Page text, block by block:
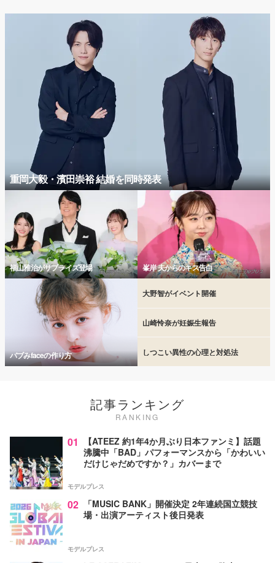
重岡大毅・濱田崇裕 結婚を同時発表
福山雅治がサプライズ登場 峯岸 夫からのキス告白
バブみfaceの作り方
大野智がイベント開催
山崎怜奈が妊娠生報告
しつこい異性の心理と対処法
記事ランキング
RANKING
01
【ATEEZ 約1年4か月ぶり日本ファンミ】話題
沸騰中「BAD」パフォーマンスから「かわいい
だけじゃだめですか？」カバーまで
モデルプレス
02
「MUSIC BANK」開催決定 2年連続国立競技
場・出演アーティスト後日発表
モデルプレス